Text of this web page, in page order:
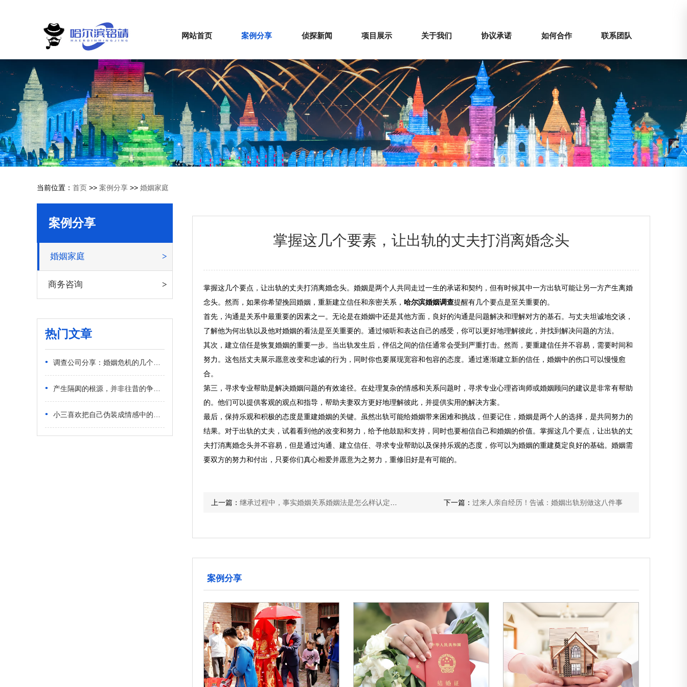
网站首页 案例分享 侦探新闻 项目展示 关于我们 协议承诺 如何合作 联系团队
当前位置： 首页 >> 案例分享 >> 婚姻家庭
案例分享
婚姻家庭
商务咨询
热门文章
• 调查公司分享：婚姻危机的几个潜在信号
• 产生隔阂的根源，并非往昔的争执对错
• 小三喜欢把自己伪装成情感中的受害者
掌握这几个要素，让出轨的丈夫打消离婚念头
掌握这几个要点，让出轨的丈夫打消离婚念头。婚姻是两个人共同走过一生的承诺和契约，但有时候其中一方出轨可能让另一方产生离婚
念头。然而，如果你希望挽回婚姻，重新建立信任和亲密关系， 哈尔滨婚姻调查提醒有几个要点是至关重要的。
首先，沟通是关系中最重要的因素之一。无论是在婚姻中还是其他方面，良好的沟通是问题解决和理解对方的基石。与丈夫坦诚地交谈，
了解他为何出轨以及他对婚姻的看法是至关重要的。通过倾听和表达自己的感受，你可以更好地理解彼此，并找到解决问题的方法。
其次，建立信任是恢复婚姻的重要一步。当出轨发生后，伴侣之间的信任通常会受到严重打击。然而，要重建信任并不容易，需要时间和
努力。这包括丈夫展示愿意改变和忠诚的行为，同时你也要展现宽容和包容的态度。通过逐渐建立新的信任，婚姻中的伤口可以慢慢愈
合。
第三，寻求专业帮助是解决婚姻问题的有效途径。在处理复杂的情感和关系问题时，寻求专业心理咨询师或婚姻顾问的建议是非常有帮助
的。他们可以提供客观的观点和指导，帮助夫妻双方更好地理解彼此，并提供实用的解决方案。
最后，保持乐观和积极的态度是重建婚姻的关键。虽然出轨可能给婚姻带来困难和挑战，但要记住，婚姻是两个人的选择，是共同努力的
结果。对于出轨的丈夫，试着看到他的改变和努力，给予他鼓励和支持，同时也要相信自己和婚姻的价值。掌握这几个要点，让出轨的丈
夫打消离婚念头并不容易，但是通过沟通、建立信任、寻求专业帮助以及保持乐观的态度，你可以为婚姻的重建奠定良好的基础。婚姻需
要双方的努力和付出，只要你们真心相爱并愿意为之努力，重修旧好是有可能的。
上一篇： 继承过程中，事实婚姻关系婚姻法是怎么样认定的？ 下一篇： 过来人亲自经历！告诫：婚姻出轨别做这八件事
案例分享